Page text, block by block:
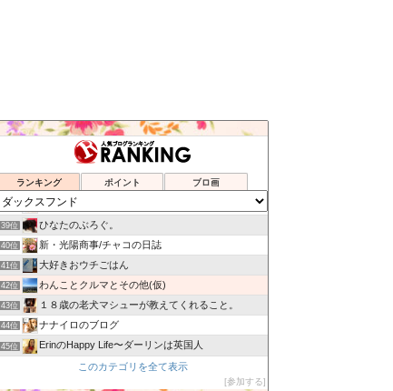
ランキング ポイント ブロ画
ハッピー＆サンディーの日々
Mum's Diary
37位 くうたろうのお外ごはん
38位 My Treasure
39位 ひなたのぶろぐ。
40位 新・光陽商事/チャコの日誌
41位 大好きおウチごはん
42位 わんことクルマとその他(仮)
43位 １８歳の老犬マシューが教えてくれること。
44位 ナナイロのブログ
45位 ErinのHappy Life〜ダーリンは英国人
『なんちゃって菜園』
このカテゴリを全て表示
参加する